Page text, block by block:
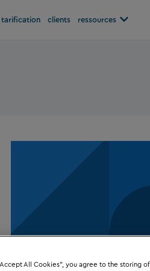
tarification clients ressources Open
All Cookies”, you agree to the storing